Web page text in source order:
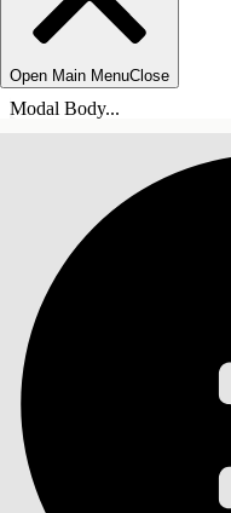
Open Main MenuClose
Modal Body...
СОДЕРЖАНИЕ